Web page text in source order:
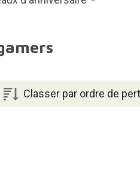
Classer par ordre de